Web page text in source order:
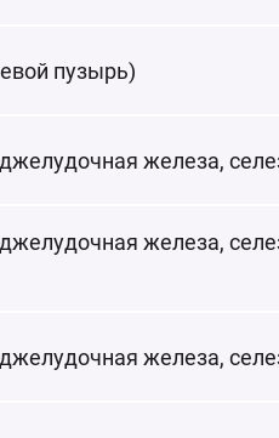
пузырь)
железа,
железа,
железа,